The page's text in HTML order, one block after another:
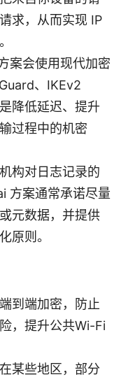
求，从而实现 IP
案会使用现代加密
、IKEv2
降低延迟、提升
过程中的机密
构对日志记录的
方案通常承诺尽量
元数据，并提供
原则。
到端加密，防止
，提升公共Wi-Fi
某些地区，部分